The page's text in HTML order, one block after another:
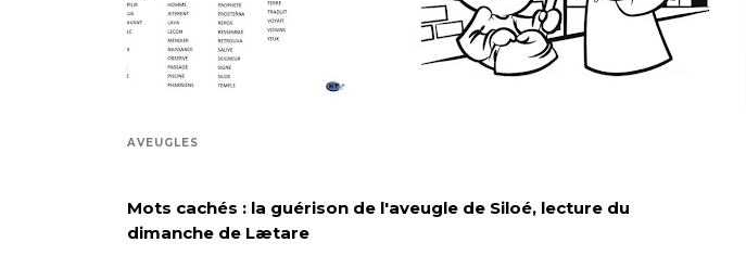
AVEUGLES
Mots cachés : la guérison de l'aveugle de Siloé, lecture du
dimanche de Lætare